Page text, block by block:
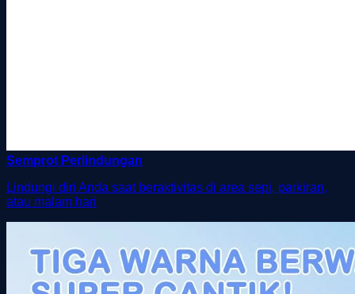
Semprot Perlindungan
Lindungi diri Anda saat beraktivitas di area sepi, parkiran,
atau malam hari